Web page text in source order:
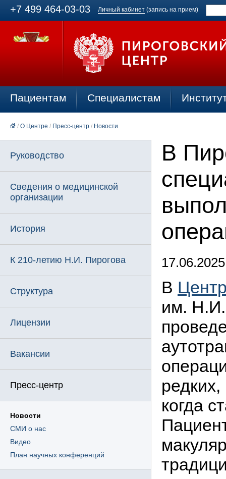
+7 499 464-03-03 Личный кабинет (запись на прием)
Пациентам Специалистам
/ О Центре / Пресс-центр / Новости
Руководство
Сведения о медицинской
организации
История
К 210-летию Н.И. Пирогова
Структура
Лицензии
Вакансии
Пресс-центр
Новости
СМИ о нас
Видео
План научных конференций
В
17.06.2025
В
им. Н.И.
когда